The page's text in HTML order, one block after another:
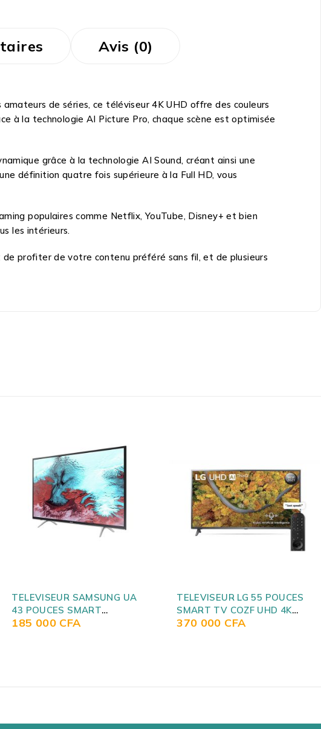
Avis (0)
de séries, ce téléviseur 4K UHD offre des couleurs
à la technologie AI Picture Pro, chaque scène est optimisée
grâce à la technologie AI Sound, créant ainsi une
définition quatre fois supérieure à la Full HD, vous
populaires comme Netflix, YouTube, Disney+ et bien
les intérieurs.
profiter de votre contenu préféré sans fil, et de plusieurs
TELEVISEUR LG 55 POUCES
SMART TV COZF UHD 4K
UP751
370 000 CFA
LED SMART ANDROID P618
170 000CFA